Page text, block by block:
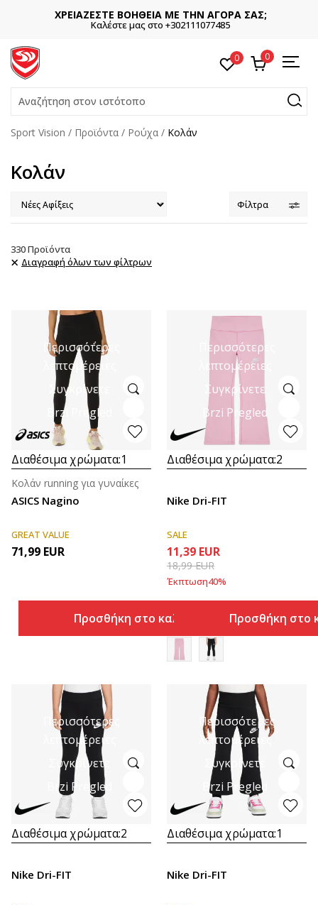
ΧΡΕΙΑΖΕΣΤΕ ΒΟΗΘΕΙΑ ΜΕ ΤΗΝ ΑΓΟΡΑ ΣΑΣ;
Καλέστε μας στο +302111077485
0 0
Αναζήτηση στον ιστότοπο
Sport Vision Προϊόντα Ρούχα Kολάν
Kολάν
Φίλτρα
330Προϊόντα
Διαγραφή όλων των φίλτρων
Περισσότερες
λεπτομέρειες
Συγκρίνετε
Brzi Pregled
Διαθέσιμα χρώματα:1
ASICS Nagino
Κολάν running για γυναίκες
GREAT VALUE
71,99 EUR
Προσθήκη στο καλάθι
Περισσότερες
λεπτομέρειες
Συγκρίνετε
Brzi Pregled
Διαθέσιμα χρώματα:2
Nike Dri-FIT
SALE
11,39 EUR
18,99EUR
Έκπτωση40%
Προσθήκη στο
Περισσότερες
λεπτομέρειες
Συγκρίνετε
Brzi Pregled
Διαθέσιμα χρώματα:2
Nike Dri-FIT
Περισσότερες
λεπτομέρειες
Συγκρίνετε
Brzi Pregled
Διαθέσιμα χρώματα:1
Nike Dri-FIT